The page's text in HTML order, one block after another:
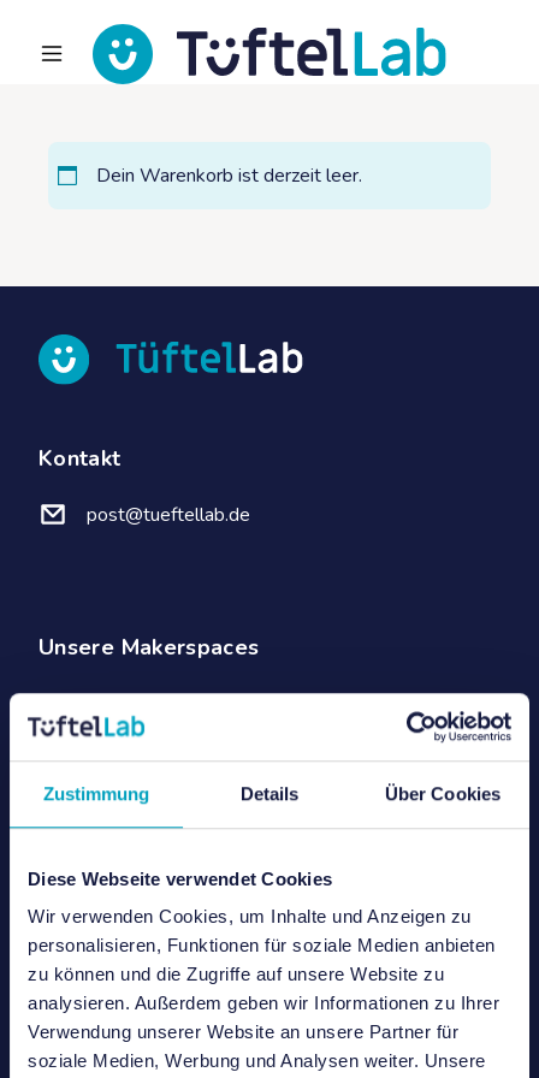
Zustimmung Details Über Cookies
Diese Webseite verwendet Cookies
Wir verwenden Cookies, um Inhalte und Anzeigen zu
personalisieren, Funktionen für soziale Medien anbieten
zu können und die Zugriffe auf unsere Website zu
analysieren. Außerdem geben wir Informationen zu Ihrer
Verwendung unserer Website an unsere Partner für
soziale Medien, Werbung und Analysen weiter. Unsere
Dein Warenkorb ist derzeit leer.
Kontakt
post@tueftellab.de
Unsere Makerspaces
TüftelLab Berlin
TüftelLab München
TüftelLab Hamburg
Futurium Lab in Berlin
MINT-Hub Siemensstadt Square in Berlin
TüftelLab PopUps